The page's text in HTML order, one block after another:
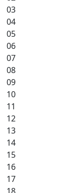
03
04
05
06
07
08
09
10
11
12
13
14
15
16
17